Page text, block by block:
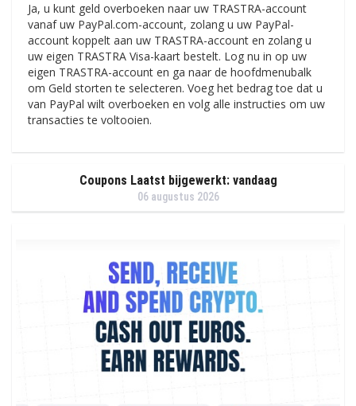
Ja, u kunt geld overboeken naar uw TRASTRA-account
vanaf uw PayPal.com-account, zolang u uw PayPal-
account koppelt aan uw TRASTRA-account en zolang u
uw eigen TRASTRA Visa-kaart bestelt. Log nu in op uw
eigen TRASTRA-account en ga naar de hoofdmenubalk
om Geld storten te selecteren. Voeg het bedrag toe dat u
van PayPal wilt overboeken en volg alle instructies om uw
transacties te voltooien.
Coupons Laatst bijgewerkt: vandaag
06 augustus 2026